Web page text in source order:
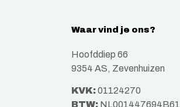
Waar vind je ons?
Hoofddiep 66
9354 AS, Zevenhuizen
KVK:01124270